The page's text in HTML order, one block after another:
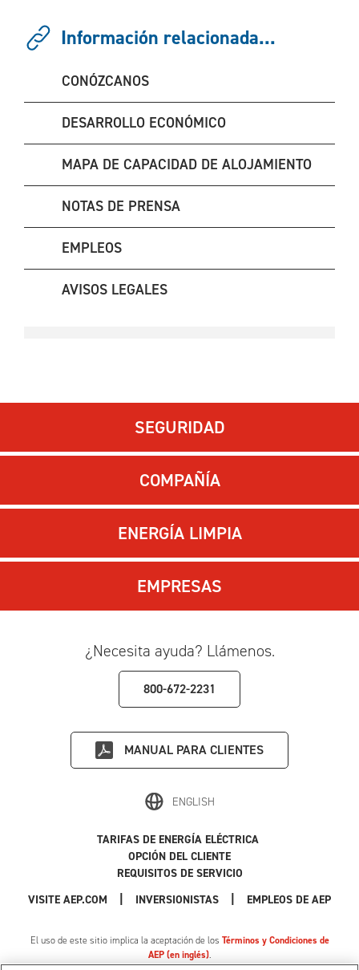
Información relacionada...
CONÓZCANOS
DESARROLLO ECONÓMICO
MAPA DE CAPACIDAD DE ALOJAMIENTO
NOTAS DE PRENSA
EMPLEOS
AVISOS LEGALES
SEGURIDAD
COMPAÑÍA
ENERGÍA LIMPIA
EMPRESAS
¿Necesita ayuda? Llámenos.
800-672-2231
MANUAL PARA CLIENTES
ENGLISH
VISITE AEP.COM INVERSIONISTAS EMPLEOS DE AEP
TARIFAS DE ENERGÍA ELÉCTRICA
OPCIÓN DEL CLIENTE
REQUISITOS DE SERVICIO
El uso de este sitio implica la aceptación de los Términos y Condiciones de
AEP (en inglés).